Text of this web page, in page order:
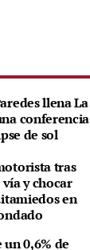
llena La
conferencia
de sol
tras
y chocar
en
0,6% de